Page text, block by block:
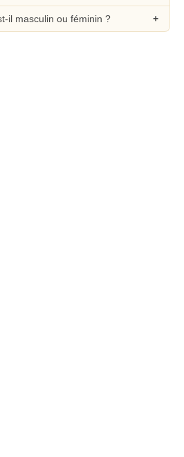
il masculin ou féminin ?